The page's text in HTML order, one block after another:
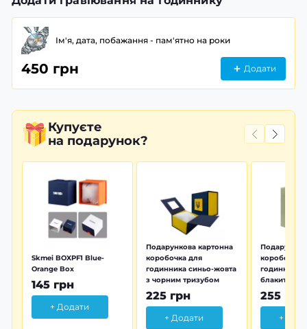
Ім'я, дата, побажання - пам'ятно на роки
450 грн Додати
Купуєте
на подарунок?
Skmei BOXPF1 Blue-
Orange Box
145 грн
+ Додати
Подарункова картонна
коробочка для
годинника синьо-жовта
з чорним тризубом
225 грн
+ Додати
коробочка
годинника
блакитна
255 грн
+